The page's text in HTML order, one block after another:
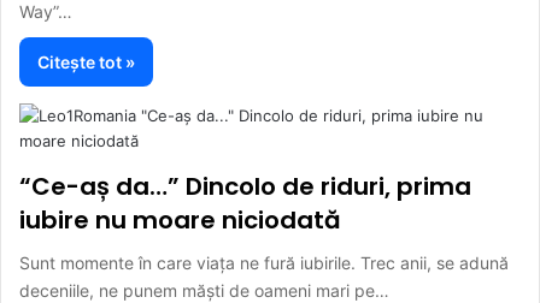
Way”…
Citește tot »
“Ce-aș da…” Dincolo de riduri, prima
iubire nu moare niciodată
Sunt momente în care viața ne fură iubirile. Trec anii, se adună
deceniile, ne punem măști de oameni mari pe…